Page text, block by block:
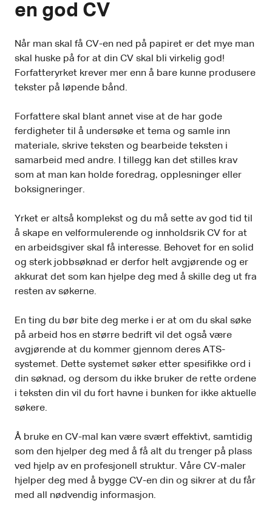
en god CV
Når man skal få CV-en ned på papiret er det mye man
skal huske på for at din CV skal bli virkelig god!
Forfatteryrket krever mer enn å bare kunne produsere
tekster på løpende bånd.
Forfattere skal blant annet vise at de har gode
ferdigheter til å undersøke et tema og samle inn
materiale, skrive teksten og bearbeide teksten i
samarbeid med andre. I tillegg kan det stilles krav
som at man kan holde foredrag, opplesninger eller
boksigneringer.
Yrket er altså komplekst og du må sette av god tid til
å skape en velformulerende og innholdsrik CV for at
en arbeidsgiver skal få interesse. Behovet for en solid
og sterk jobbsøknad er derfor helt avgjørende og er
akkurat det som kan hjelpe deg med å skille deg ut fra
resten av søkerne.
En ting du bør bite deg merke i er at om du skal søke
på arbeid hos en større bedrift vil det også være
avgjørende at du kommer gjennom deres ATS-
systemet. Dette systemet søker etter spesifikke ord i
din søknad, og dersom du ikke bruker de rette ordene
i teksten din vil du fort havne i bunken for ikke aktuelle
søkere.
Å bruke en CV-mal kan være svært effektivt, samtidig
som den hjelper deg med å få alt du trenger på plass
ved hjelp av en profesjonell struktur. Våre CV-maler
hjelper deg med å bygge CV-en din og sikrer at du får
med all nødvendig informasjon.